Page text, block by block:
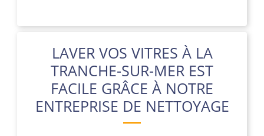
LAVER VOS VITRES À LA
TRANCHE-SUR-MER EST
FACILE GRÂCE À NOTRE
ENTREPRISE DE NETTOYAGE